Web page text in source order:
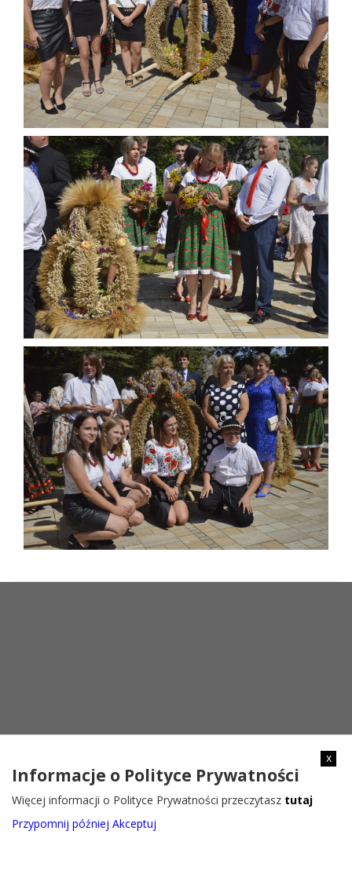
x
Informacje o Polityce Prywatności
Więcej informacji o Polityce Prywatności przeczytasz tutaj
Przypomnij później Akceptuj